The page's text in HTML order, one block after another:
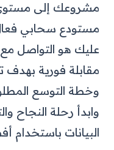
مشروعك إلى
مستودع سحابي
عليك هو التواصل
مقابلة فورية
وخطة التوسع
وابدأ رحلة النجاح
البيانات باستخدام